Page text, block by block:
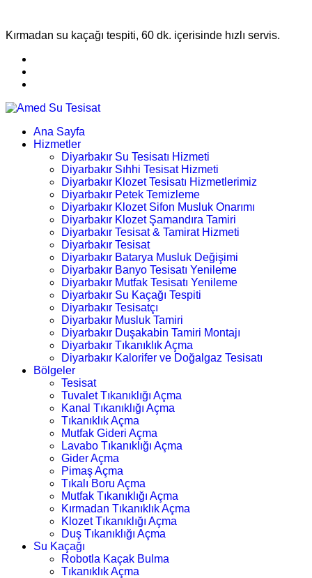
Kırmadan su kaçağı tespiti, 60 dk. içerisinde hızlı servis.
Ana Sayfa
Hizmetler
Diyarbakır Su Tesisatı Hizmeti
Diyarbakır Sıhhi Tesisat Hizmeti
Diyarbakır Klozet Tesisatı Hizmetlerimiz
Diyarbakır Petek Temizleme
Diyarbakır Klozet Sifon Musluk Onarımı
Diyarbakır Klozet Şamandıra Tamiri
Diyarbakır Tesisat & Tamirat Hizmeti
Diyarbakır Tesisat
Diyarbakır Batarya Musluk Değişimi
Diyarbakır Banyo Tesisatı Yenileme
Diyarbakır Mutfak Tesisatı Yenileme
Diyarbakır Su Kaçağı Tespiti
Diyarbakır Tesisatçı
Diyarbakır Musluk Tamiri
Diyarbakır Duşakabin Tamiri Montajı
Diyarbakır Tıkanıklık Açma
Diyarbakır Kalorifer ve Doğalgaz Tesisatı
Bölgeler
Tesisat
Tuvalet Tıkanıklığı Açma
Kanal Tıkanıklığı Açma
Tıkanıklık Açma
Mutfak Gideri Açma
Lavabo Tıkanıklığı Açma
Gider Açma
Pimaş Açma
Tıkalı Boru Açma
Mutfak Tıkanıklığı Açma
Kırmadan Tıkanıklık Açma
Klozet Tıkanıklığı Açma
Duş Tıkanıklığı Açma
Su Kaçağı
Robotla Kaçak Bulma
Tıkanıklık Açma